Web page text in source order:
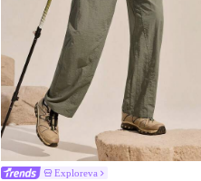
Exploreva